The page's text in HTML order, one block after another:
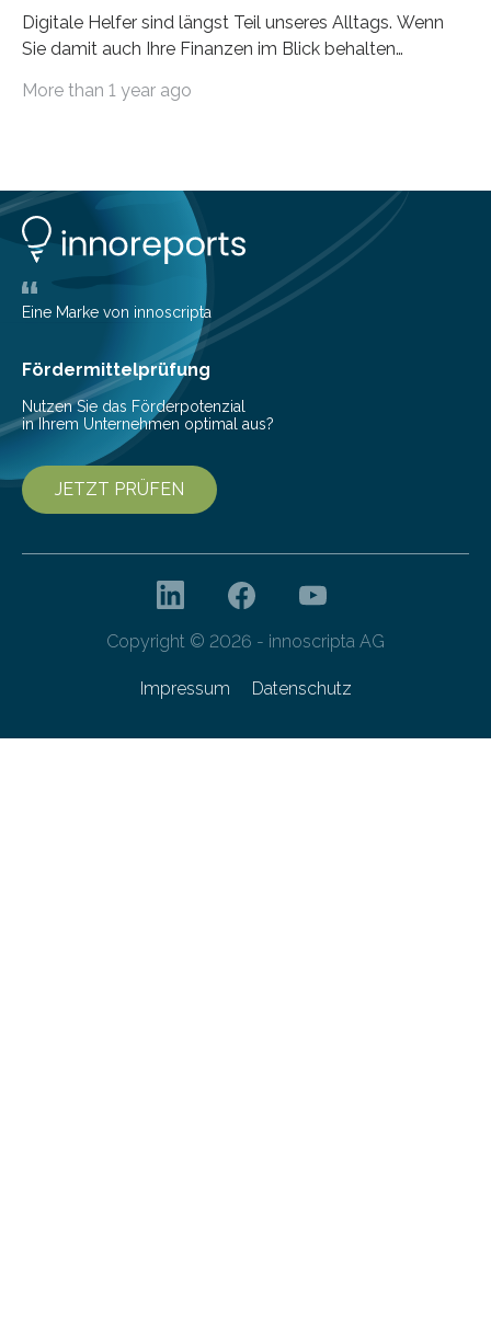
Digitale Helfer sind längst Teil unseres Alltags. Wenn
Sie damit auch Ihre Finanzen im Blick behalten
die genau das ermöglichen: Sie helfen Ihnen, Ausgaben
Lösungen interessieren. 1. Multibanking-Tools: Alle
Konten auf einen Blick Viele Banken bieten bereits in
ihrem Online-Banking eine Multibanking-Funktion an,
mit der sich Konten bei anderen Banken…
More than 1 year ago
Eine Marke von innoscripta
Fördermittelprüfung
Nutzen Sie das Förderpotenzial
in Ihrem Unternehmen optimal aus?
JETZT PRÜFEN
Copyright © 2026 - innoscripta AG
Impressum Datenschutz